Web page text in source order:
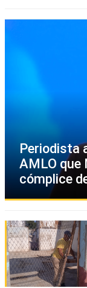
Periodista
AMLO que
cómplice